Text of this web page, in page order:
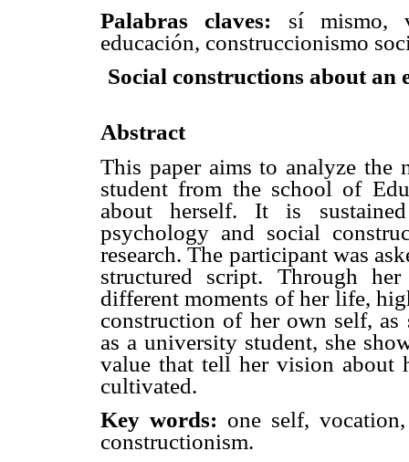
Palabras claves: sí mismo,
educación, construccionismo
Social constructions about an
Abstract
This paper aims to analyze the
student from the school of
about herself. It is
psychology and social
research. The participant was
structured script. Through
different moments of her life,
construction of her own self, as
as a university student, she
value that tell her vision about
cultivated.
Key words: one self,
constructionism.